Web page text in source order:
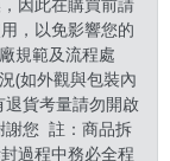
，以免影響您的
規範及流程處
(如外觀與包裝內
貨考量請勿開啟
謝您 註：商品拆
過程中務必全程